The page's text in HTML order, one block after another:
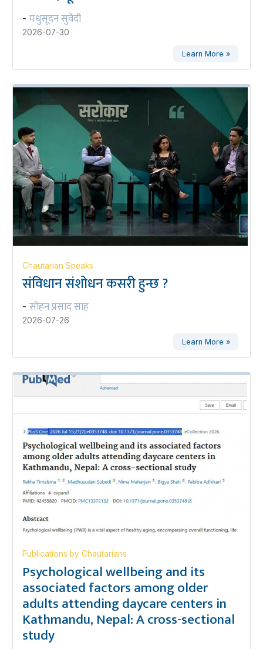
- मधुसूदन सुवेदी
2026-07-30
Learn More »
Chautarian Speaks
संविधान संशोधन कसरी हुन्छ ?
- सोहन प्रसाद साह
2026-07-26
Learn More »
Publications by Chautarians
Psychological wellbeing and its
associated factors among older
adults attending daycare centers in
Kathmandu, Nepal: A cross-sectional
study